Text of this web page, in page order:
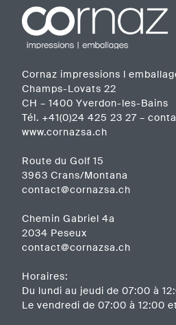
de
l’article
Cornaz impressions l
Champs-Lovats 22
CH – 1400 Yverdon-les-Bains
Tél. +41(0)24 425 23 27 –
www.cornazsa.ch
Route du Golf 15
3963 Crans/Montana
contact@cornazsa.ch
Chemin Gabriel 4a
2034 Peseux
contact@cornazsa.ch
Horaires:
Du lundi au jeudi de 07:00 à
Le vendredi de 07:00 à 12:00